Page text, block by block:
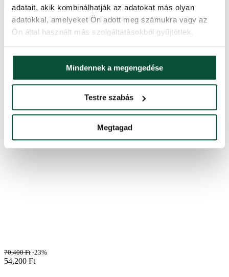
adatait, akik kombinálhatják az adatokat más olyan
adatokkal, amelyeket Ön adott meg számukra vagy az
Ön által használt más szolgáltatásokból gyűjtöttek.
Mindennek a megengedése
Testre szabás
Megtagad
70,400Ft -23%
54,200 Ft